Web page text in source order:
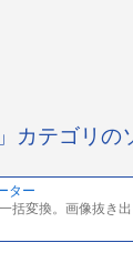
カテゴリの
ター
括変換。画像抜き